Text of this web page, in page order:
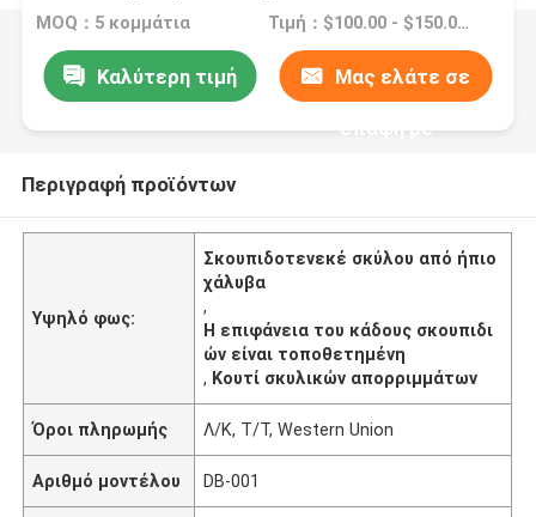
MOQ：5 κομμάτια Τιμή：$100.00 - $150.00/pieces
Καλύτερη τιμή Μας ελάτε σε
επαφή με
Περιγραφή προϊόντων
Υψηλό φως:
Σκουπιδοτενεκέ σκύλου από ήπιο
χάλυβα
,
Η επιφάνεια του κάδους σκουπιδι
ών είναι τοποθετημένη
, Κουτί σκυλικών απορριμμάτων
Όροι πληρωμής Λ/Κ, Τ/Τ, Western Union
Αριθμό μοντέλου DB-001